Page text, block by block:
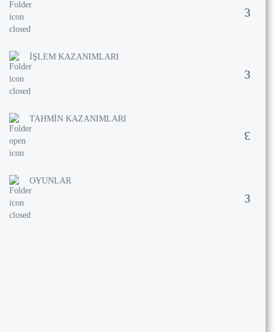
İŞLEM KAZANIMLARI
TAHMİN KAZANIMLARI
OYUNLAR